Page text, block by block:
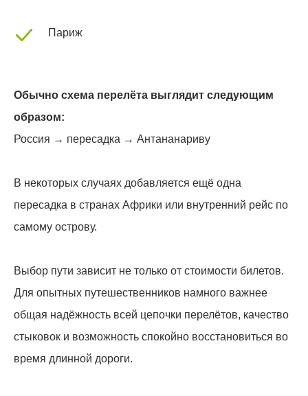
Париж
Обычно схема перелёта выглядит следующим
образом:
Россия → пересадка → Антананариву
В некоторых случаях добавляется ещё одна
пересадка в странах Африки или внутренний рейс по
самому острову.
Выбор пути зависит не только от стоимости билетов.
Для опытных путешественников намного важнее
общая надёжность всей цепочки перелётов, качество
стыковок и возможность спокойно восстановиться во
время длинной дороги.